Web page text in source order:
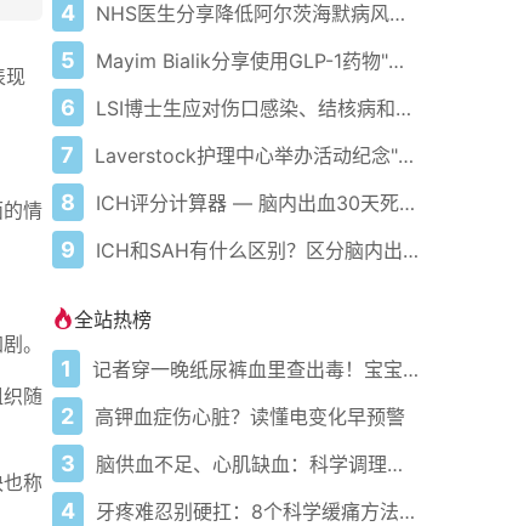
现
情
。
随
称
4 NHS医生分享降低阿尔茨海默病风险方法 乔恩·雪诺确诊患病
5 Mayim Bialik分享使用GLP-1药物"噩梦"经历 包括"爆炸性腹泻"等严重副作用
6 LSI博士生应对伤口感染、结核病和癌症挑战
7 Laverstock护理中心举办活动纪念"痴呆症行动周"
8 ICH评分计算器 — 脑内出血30天死亡率评估
9 ICH和SAH有什么区别？区分脑内出血与蛛网膜下腔出血
全站热榜
1 记者穿一晚纸尿裤血里查出毒！宝宝血液浓度竟是成人的5倍？
2 高钾血症伤心脏？读懂电变化早预警
3 脑供血不足、心肌缺血：科学调理全攻略
4 牙疼难忍别硬扛：8个科学缓痛方法收好